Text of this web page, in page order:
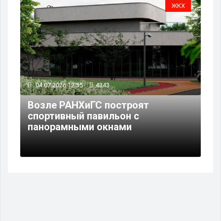
ЖКХ
04.07.2026 12:35 4343
Возле РАНХиГС построят
спортивный павильон с
панорамными окнами